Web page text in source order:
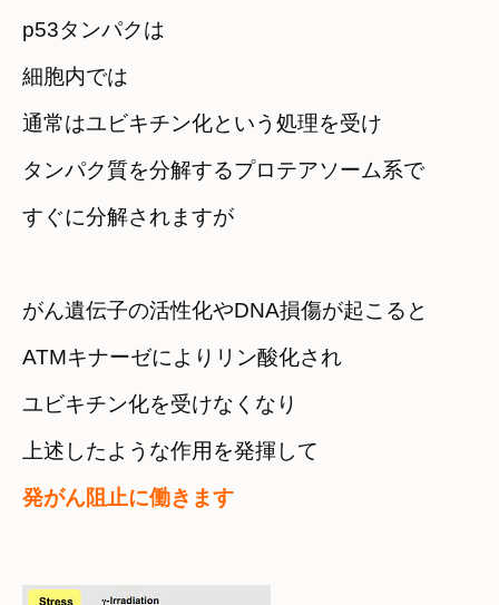
p53タンパクは
細胞内では
通常はユビキチン化という処理を受け
タンパク質を分解するプロテアソーム系で
すぐに分解されますが
がん遺伝子の活性化やDNA損傷が起こると
ATMキナーゼによりリン酸化され
ユビキチン化を受けなくなり
発がん阻止に働きます